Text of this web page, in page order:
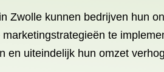
Zwolle kunnen bedrijven hun
te
en uiteindelijk hun omzet